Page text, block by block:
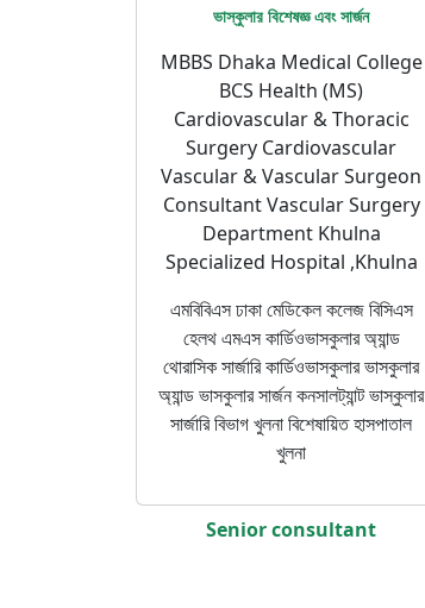
ভাস্কুলার বিশেষজ্ঞ এবং সার্জন
MBBS Dhaka Medical College
BCS Health (MS)
Cardiovascular & Thoracic
Surgery Cardiovascular
Vascular & Vascular Surgeon
Consultant Vascular Surgery
Department Khulna
Specialized Hospital ,Khulna
এমবিবিএস ঢাকা মেডিকেল কলেজ বিসিএস
হেলথ এমএস কার্ডিওভাসকুলার অ্যান্ড
থোরাসিক সার্জারি কার্ডিওভাসকুলার ভাসকুলার
অ্যান্ড ভাসকুলার সার্জন কনসালট্যান্ট ভাস্কুলার
সার্জারি বিভাগ খুলনা বিশেষায়িত হাসপাতাল
খুলনা
Senior consultant